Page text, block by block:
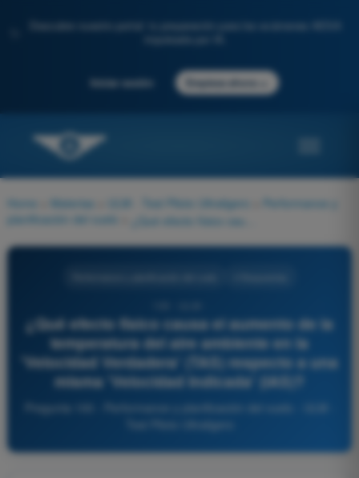
Descubre nuestro portal: tu preparación para los exámenes AESA
Iniciar sesión Empieza ahora
Home Materias ULM - Test Piloto Ultraligero
Performance y
planificación del vuelo
¿Qué efecto físico causa el aumento de la
temperatura del aire ambiente en la
'Velocidad Verdadera' (TAS) respecto a una
misma 'Velocidad Indicada' (IAS)?